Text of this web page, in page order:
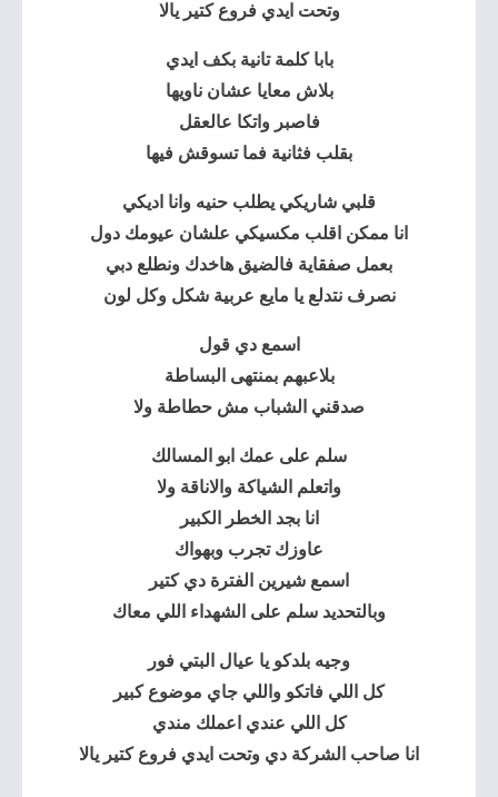
وتحت ايدي فروع كتير يالا
بابا كلمة تانية بكف ايدي
بلاش معايا عشان ناويها
فاصبر واتكا عالعقل
بقلب فثانية فما تسوقش فيها
قلبي شاريكي يطلب حنيه وانا اديكي
انا ممكن اقلب مكسيكي علشان عيومك دول
بعمل صفقاية فالضيق هاخدك ونطلع دبي
نصرف نتدلع يا مايع عربية شكل وكل لون
اسمع دي قول
بلاعبهم بمنتهى البساطة
صدقني الشباب مش حطاطة ولا
سلم على عمك ابو المسالك
واتعلم الشياكة والاناقة ولا
انا بجد الخطر الكبير
عاوزك تجرب وبهواك
اسمع شيرين الفترة دي كتير
وبالتحديد سلم على الشهداء اللي معاك
وجيه بلدكو يا عيال البتي فور
كل اللي فاتكو واللي جاي موضوع كبير
كل اللي عندي اعملك مندي
انا صاحب الشركة دي وتحت ايدي فروع كتير يالا